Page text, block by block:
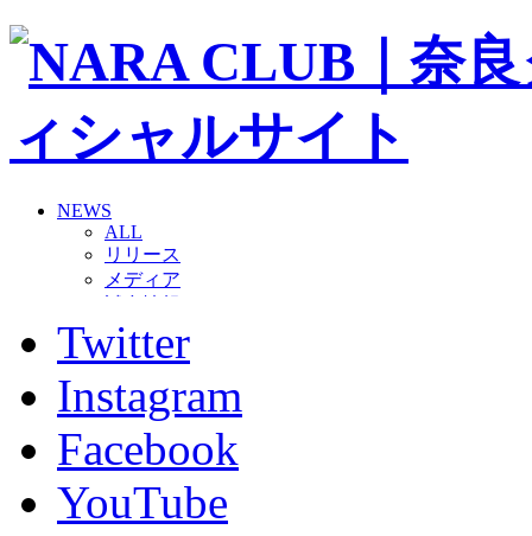
NEWS
ALL
リリース
メディア
グッズ
ファンコミュニティ
ホームタウン
コラム
その他
TEAM
2026/27トップチーム
2026/27トップチームスタッフ
Twitter
Instagram
Facebook
YouTube